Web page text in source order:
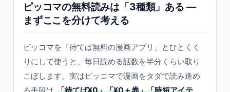
ピッコマの無料読みは「3種類」ある —
まずここを分けて考える
ピッコマを「待てば無料の漫画アプリ」とひとくく
りにして使うと、毎日読める話数を半分くらい取り
こぼします。実はピッコマで漫画をタダで読み進め